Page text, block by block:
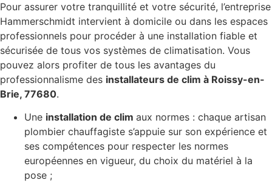
Pour assurer votre tranquillité et votre sécurité, l’entreprise
Hammerschmidt intervient à domicile ou dans les espaces
professionnels pour procéder à une installation fiable et
sécurisée de tous vos systèmes de climatisation. Vous
pouvez alors profiter de tous les avantages du
professionnalisme des installateurs de clim à Roissy-en-
Brie, 77680.
Une installation de clim aux normes : chaque artisan
plombier chauffagiste s’appuie sur son expérience et
ses compétences pour respecter les normes
européennes en vigueur, du choix du matériel à la
pose ;